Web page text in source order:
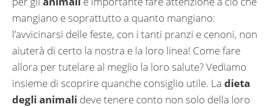
mangiano e soprattutto a quanto mangiano:
l’avvicinarsi delle feste, con i tanti pranzi e cenoni, non
aiuterà di certo la nostra e la loro linea! Come fare
allora per tutelare al meglio la loro salute? Vediamo
insieme di scoprire quanche consiglio utile. La dieta
degli animali deve tenere conto non solo della loro